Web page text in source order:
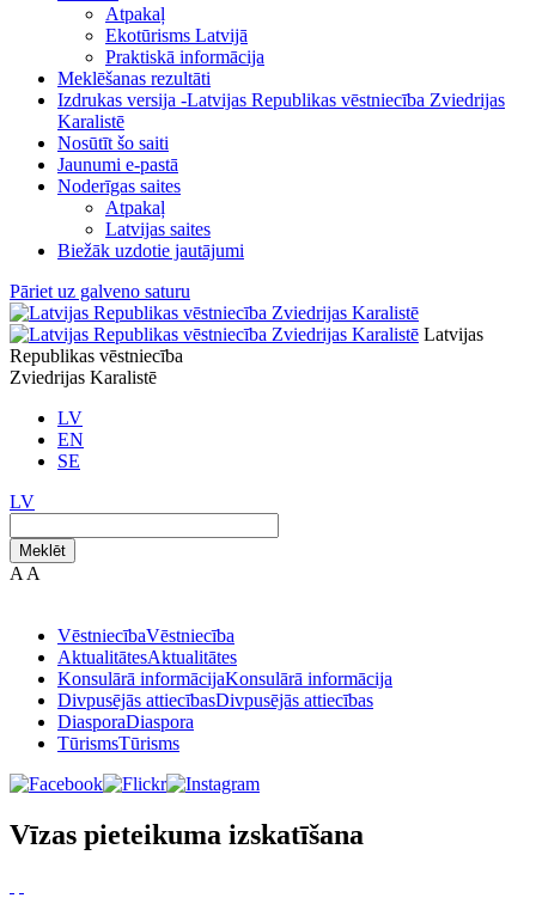
Atpakaļ
Ekotūrisms Latvijā
Praktiskā informācija
Meklēšanas rezultāti
Izdrukas versija -Latvijas Republikas vēstniecība Zviedrijas
Karalistē
Nosūtīt šo saiti
Jaunumi e-pastā
Noderīgas saites
Atpakaļ
Latvijas saites
Biežāk uzdotie jautājumi
Pāriet uz galveno saturu
Latvijas
Republikas vēstniecība
Zviedrijas Karalistē
LV
EN
SE
LV
Meklēt
A A
VēstniecībaVēstniecība
AktualitātesAktualitātes
Konsulārā informācijaKonsulārā informācija
Divpusējās attiecībasDivpusējās attiecības
DiasporaDiaspora
TūrismsTūrisms
Vīzas pieteikuma izskatīšana